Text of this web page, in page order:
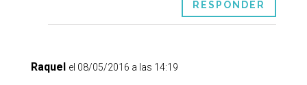
RESPONDER
Raquel el 08/05/2016 a las 14:19